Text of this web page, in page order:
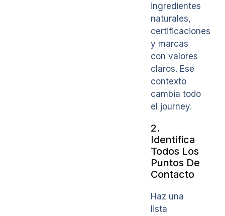
ingredientes
naturales,
certificaciones
y marcas
con valores
claros. Ese
contexto
cambia todo
el journey.
2.
Identifica
Todos Los
Puntos De
Contacto
Haz una
lista